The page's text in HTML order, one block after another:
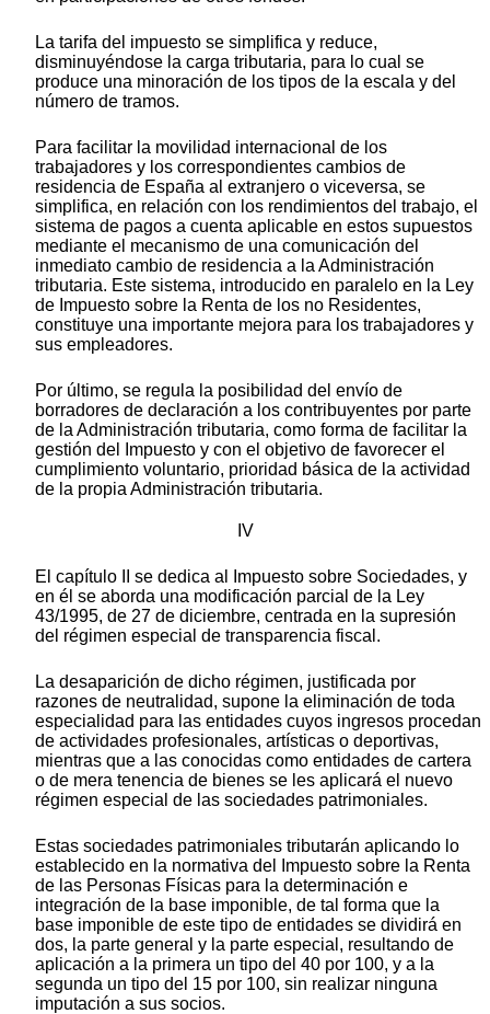
La tarifa del impuesto se simplifica y reduce,
disminuyéndose la carga tributaria, para lo cual se
produce una minoración de los tipos de la escala y del
número de tramos.
Para facilitar la movilidad internacional de los
trabajadores y los correspondientes cambios de
residencia de España al extranjero o viceversa, se
simplifica, en relación con los rendimientos del trabajo, el
sistema de pagos a cuenta aplicable en estos supuestos
mediante el mecanismo de una comunicación del
inmediato cambio de residencia a la Administración
tributaria. Este sistema, introducido en paralelo en la Ley
de Impuesto sobre la Renta de los no Residentes,
constituye una importante mejora para los trabajadores y
sus empleadores.
Por último, se regula la posibilidad del envío de
borradores de declaración a los contribuyentes por parte
de la Administración tributaria, como forma de facilitar la
gestión del Impuesto y con el objetivo de favorecer el
cumplimiento voluntario, prioridad básica de la actividad
de la propia Administración tributaria.
IV
El capítulo II se dedica al Impuesto sobre Sociedades, y
en él se aborda una modificación parcial de la Ley
43/1995, de 27 de diciembre, centrada en la supresión
del régimen especial de transparencia fiscal.
La desaparición de dicho régimen, justificada por
razones de neutralidad, supone la eliminación de toda
especialidad para las entidades cuyos ingresos procedan
de actividades profesionales, artísticas o deportivas,
mientras que a las conocidas como entidades de cartera
o de mera tenencia de bienes se les aplicará el nuevo
régimen especial de las sociedades patrimoniales.
Estas sociedades patrimoniales tributarán aplicando lo
establecido en la normativa del Impuesto sobre la Renta
de las Personas Físicas para la determinación e
integración de la base imponible, de tal forma que la
base imponible de este tipo de entidades se dividirá en
dos, la parte general y la parte especial, resultando de
aplicación a la primera un tipo del 40 por 100, y a la
segunda un tipo del 15 por 100, sin realizar ninguna
imputación a sus socios.